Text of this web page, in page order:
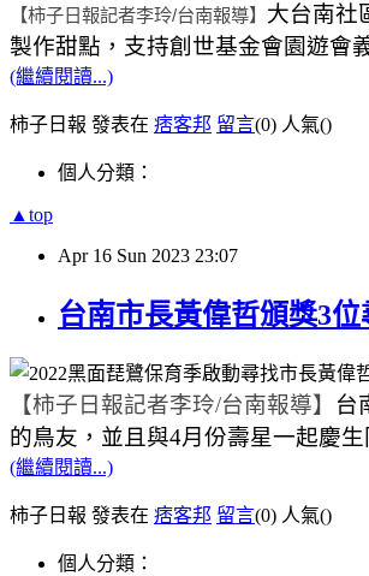
【柿子日報記者李玲/台南報導】 大台南社
製作甜點，支持創世基金會園遊會
(繼續閱讀...)
柿子日報 發表在 痞客邦 留言(0) 人氣()
個人分類：
▲top
Apr 16 Sun 2023 23:07
台南市長黃偉哲頒獎3
【柿子日報記者李玲/台南報導】 台
的鳥友，並且與4月份壽星一起慶
(繼續閱讀...)
柿子日報 發表在 痞客邦 留言(0) 人氣()
個人分類：